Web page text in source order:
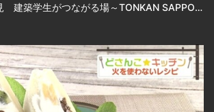
札幌ふるさと再発見 建築学生がつながる場～TONKAN SAPPORO～2026年8月1日放送